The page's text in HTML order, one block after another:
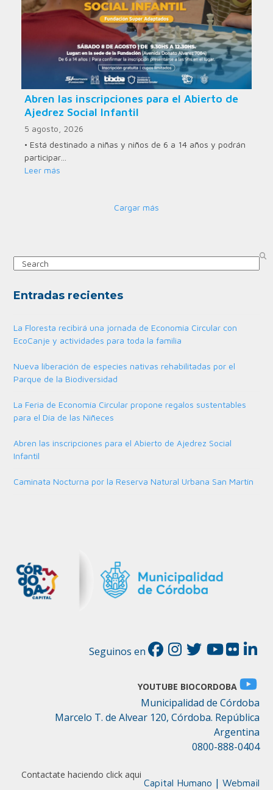
Abren las inscripciones para el Abierto de
Ajedrez Social Infantil
5 agosto, 2026
• Está destinado a niñas y niños de 6 a 14 años y podrán
participar…
Leer más
Cargar más
Search
Entradas recientes
La Floresta recibirá una jornada de Economía Circular con
EcoCanje y actividades para toda la familia
Nueva liberación de especies nativas rehabilitadas por el
Parque de la Biodiversidad
La Feria de Economía Circular propone regalos sustentables
para el Día de las Niñeces
Abren las inscripciones para el Abierto de Ajedrez Social
Infantil
Caminata Nocturna por la Reserva Natural Urbana San Martín
Contactate haciendo click aqui
Seguinos en
YOUTUBE BIOCORDOBA
Municipalidad de Córdoba
Marcelo T. de Alvear 120, Córdoba. República
Argentina
0800-888-0404
Capital Humano | Webmail